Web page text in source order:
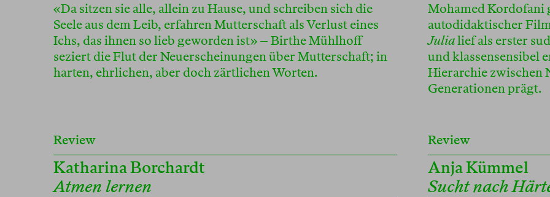
«Da sitzen sie alle, allein zu Hause, und schreiben sich die
Seele aus dem Leib, erfahren Mutterschaft als Verlust eines
Ichs, das ihnen so lieb geworden ist» – Birthe Mühlhoff
seziert die Flut der Neuerscheinungen über Mutterschaft; in
harten, ehrlichen, aber doch zärtlichen Worten.
Mohamed Kordofani
autodidaktischer
Julialief als erster
und klassensensibel
Hierarchie zwischen
Generationen prägt.
Review
Katharina Borchardt
Atmen lernen
Review
Anja Kümmel
Sucht nach